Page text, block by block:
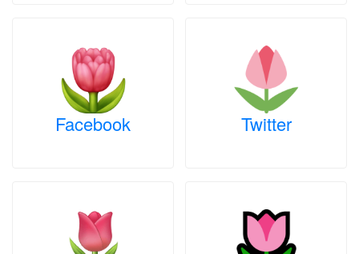
Facebook Twitter